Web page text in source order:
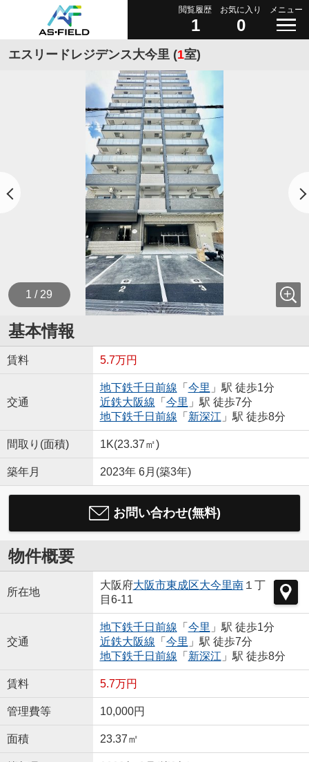
閲覧履歴
1
お気に入り
0
メニュー
エスリードレジデンス大今里 (1室)
1 / 29
基本情報
賃料 5.7万円
交通
地下鉄千日前線 「 今里 」駅 徒歩1分
近鉄大阪線 「 今里 」駅 徒歩7分
地下鉄千日前線 「 新深江 」駅 徒歩8分
間取り(面積) 1K(23.37㎡)
築年月 2023年 6月(築3年)
お問い合わせ(無料)
物件概要
所在地
大阪府大阪市東成区大今里南１丁
目6-11
交通
地下鉄千日前線 「 今里 」駅 徒歩1分
近鉄大阪線 「 今里 」駅 徒歩7分
地下鉄千日前線 「 新深江 」駅 徒歩8分
賃料 5.7万円
管理費等 10,000円
面積 23.37㎡